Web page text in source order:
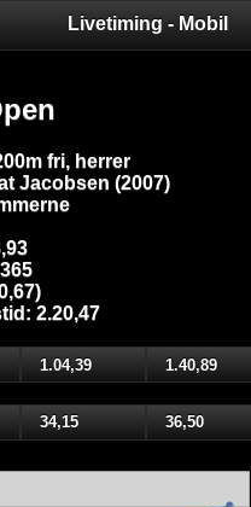
Livetiming - Mobil
fri, herrer
Jacobsen (2007)
2.20,47
1.04,39 1.40,89
34,15 36,50